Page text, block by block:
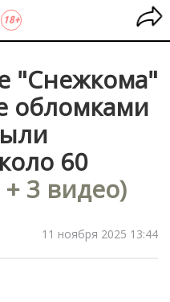
"Снежкома"
обломками
60
3 видео)
11 ноября 2025 13:44